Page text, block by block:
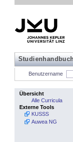
Benutzername
Übersicht
Alle Curricula
Externe Tools
KUSSS
Auwea NG